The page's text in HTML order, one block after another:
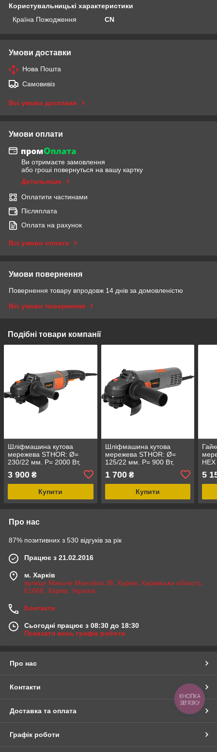
Користувальницькі характеристики
Країна Пожодження
CN
Умови доставки
Нова Пошта
Самовивіз
Всі умови доставки
Умови оплати
Ви отримаєте замовлення
або гроші повернуться на вашу картку
Детальніше
Оплатити частинами
Післяплата
Оплата на рахунок
Всі умови оплати
Умови повернення
Повернення товару впродовж 14 днів за домовленістю
Всі умови повернення
Подібні товари компанії
Шліфмашина кутова
мережева STHOR: Ø=
230/22 мм. P= 2000 Вт,
3 900 ₴
Купити
Шліфмашина кутова
мережева STHOR: Ø=
125/22 мм. P= 900 Вт,
М14 [8]
1 700₴
Купити
5
Про нас
87% позитивних з 530 відгуків за рік
Працює з 21.02.2016
м. Харків
вулиця Миколи Манойла 38, Харків, Харківська область,
61068, Харків, Україна
Контакти
Сьогодні працює з 08:30 до 18:30
Показати весь графік роботи
Про нас
Контакти
Доставка та оплата
Графік роботи
КНОПКА
ЗВ'ЯЗКУ